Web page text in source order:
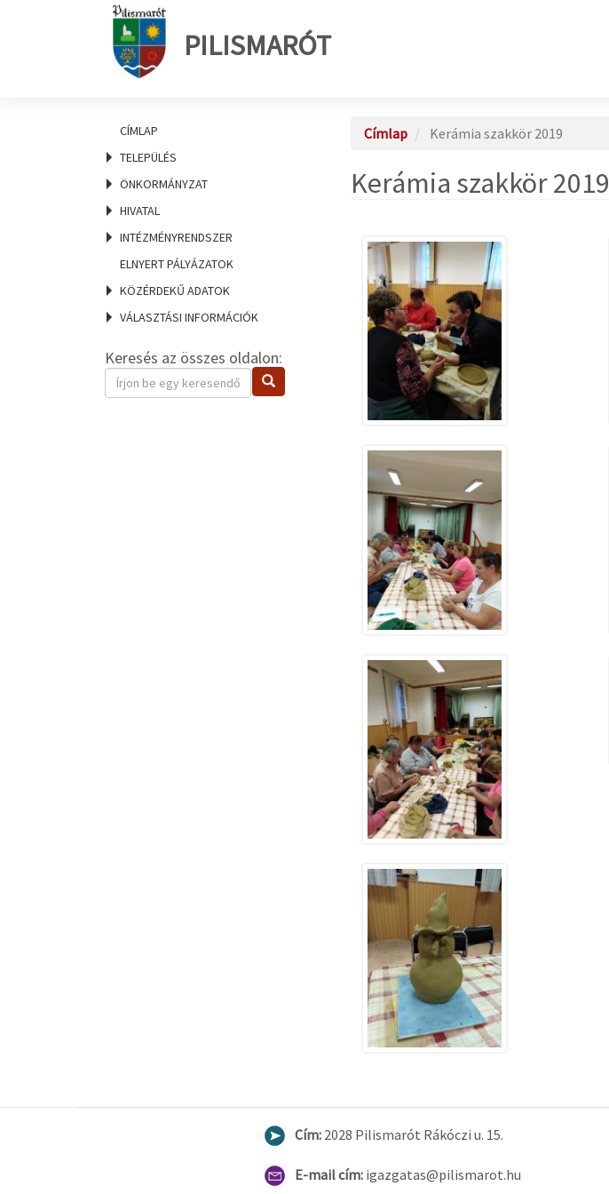
PILISMARÓT
CÍMLAP
TELEPÜLÉS
ÖNKORMÁNYZAT
HIVATAL
INTÉZMÉNYRENDSZER
ELNYERT PÁLYÁZATOK
KÖZÉRDEKŰ ADATOK
VÁLASZTÁSI INFORMÁCIÓK
Keresés az összes oldalon:
Keresendő
kifejezés
Keresés
Címlap Kerámia szakkör 2019
Kerámia szakkör 2019
Cím: 2028 Pilismarót Rákóczi u. 15.
E-mail cím: igazgatas@pilismarot.hu